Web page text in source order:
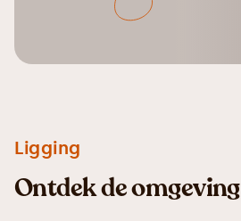
Ligging
Ontdek de omgeving